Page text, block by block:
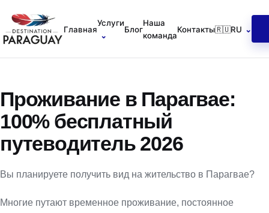
Главная
Услуги
⌄
Блог
Наша
команда
Контакты🇷🇺RU ⌄
Проживание в Парагвае:
100% бесплатный
путеводитель 2026
Вы планируете получить вид на жительство в Парагвае?
Многие путают временное проживание, постоянное